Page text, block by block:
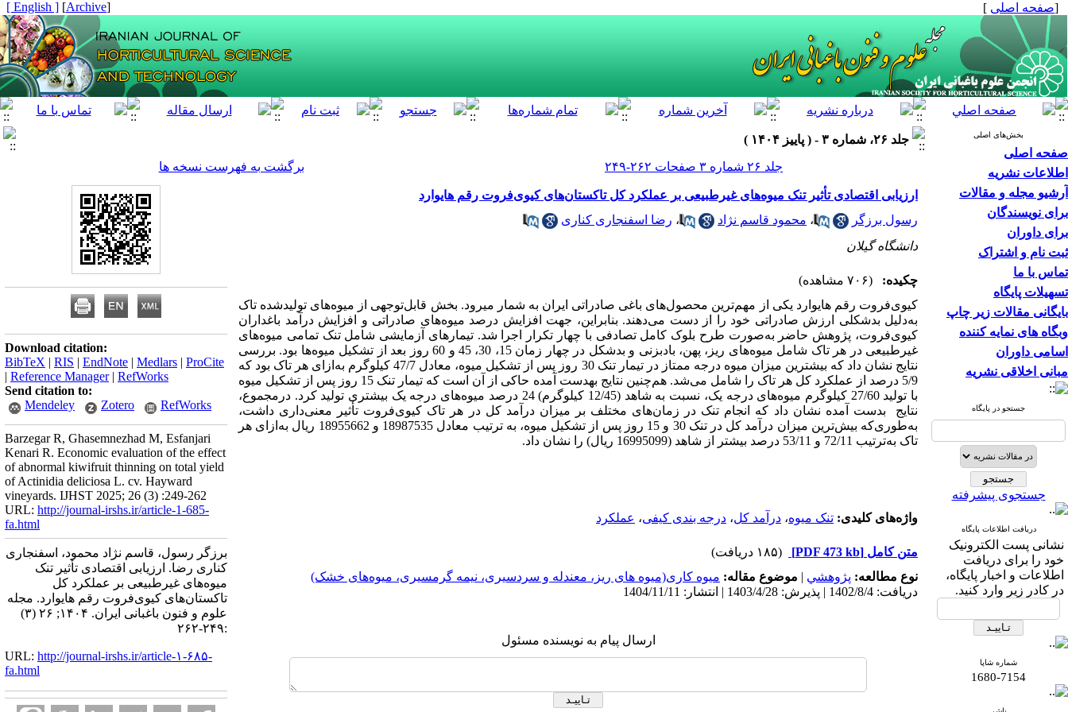
[صفحه اصلی ]
[
Archive
]
[ English ]
بخش‌های اصلی
صفحه اصلی
اطلاعات نشریه
آرشیو مجله و مقالات
برای نویسندگان
برای داوران
ثبت نام و اشتراک
تماس با ما
تسهیلات پایگاه
بایگانی مقالات زیر چاپ
وبگاه های نمایه کننده
اسامی داوران
مبانی اخلاقی نشریه
جستجو در پایگاه
جستجوی پیشرفته
دریافت اطلاعات پایگاه
نشانی پست الکترونیک
خود را برای دریافت
اطلاعات و اخبار پایگاه،
در کادر زیر وارد کنید.
شماره شاپا
1680-7154
جلد ۲۶، شماره ۳ - ( پاییز ۱۴۰۴ )
جلد ۲۶ شماره ۳ صفحات ۲۶۲-۲۴۹
برگشت به فهرست نسخه ها
ارزیابی اقتصادی تأثیر تنک میوه‌های غیرطبیعی بر عملکرد کل تاکستان‌های کیوی‌فروت‌‌ رقم هایوارد
رسول برزگر
، محمود قاسم نژاد ، رضا اسفنجاری کناری
دانشگاه گیلان
چکیده:
(۷۰۶ مشاهده)
کیوی‌فروت رقم هایوارد یکی از مهم‌ترین محصول‌های باغی صادراتی ایران به شمار می­رود. بخش قابل‌توجهی از میوه‌‌‌های تولیدشده تاک
به‌دلیل بدشکلی ارزش صادراتی خود را از دست می‌‌دهند. بنابراین، جهت افزایش درصد میوه‌‌های صادراتی و افزایش درآمد باغداران
کیوی‌فروت، پژوهش حاضر به‌صورت طرح بلوک کامل تصادفی با چهار تکرار اجرا شد. تیمارهای آزمایشی شامل تنک تمامی میوه‌‌های
غیرطبیعی در هر تاک شامل میوه‌‌های ریز، پهن، بادبزنی و بدشکل در چهار زمان 15، 30، 45 و 60 روز بعد از تشکیل میوه‌‌ها بود. بررسی
نتایج نشان داد که بیشترین میزان میوه درجه ممتاز در تیمار تنک 30 روز پس از تشکیل میوه، معادل 47/7 کیلوگرم به‌ازای هر تاک بود که
5/9 درصد از عملکرد کل هر تاک را شامل می‌‌شد. هم‌چنین نتایج به­دست آمده حاکی از آن است که تیمار تنک 15 روز پس از تشکیل میوه
با تولید 27/60 کیلوگرم میوه‌‌های درجه یک، نسبت به شاهد (12/45 کیلوگرم) 24 درصد میوه‌های درجه یک بیشتری تولید کرد. درمجموع،
نتایج بدست آمده نشان داد که انجام تنک در زمان‌های مختلف بر میزان درآمد کل در هر تاک کیوی‌فروت تأثیر معنی‌‌داری داشت،
بهطوری
که بیش‌‌ترین میزان درآمد کل در تنک 30 و 15 روز پس از تشکیل میوه، به ترتیب معادل 18987535 و 18955662 ریال به‌ازای هر
تاک بهترتیب 72/11 و 53/11 درصد بیشتر از شاهد (16995099 ریال) را نشان داد.
واژه‌های کلیدی: تنک میوه، درآمد کل، درجه بندی کیفی، عملکرد
متن کامل [PDF 473 kb]
(۱۸۵ دریافت)
نوع مطالعه: پژوهشي | موضوع مقاله: میوه کاری(میوه های ریز، معندله و سردسیری، نیمه گرمسیری، میوه‌های خشک)
دریافت: 1402/8/4 | پذیرش: 1403/4/28 | انتشار: 1404/11/11
ارسال پیام به نویسنده مسئول
Download citation:
BibTeX | RIS | EndNote | Medlars | ProCite
| Reference Manager| RefWorks
Send citation to:
Mendeley
Zotero RefWorks
Barzegar R, Ghasemnezhad M, Esfanjari
Kenari R. Economic evaluation of the effect
of abnormal kiwifruit thinning on total yield
of Actinidia deliciosa L. cv. Hayward
vineyards. IJHST 2025; 26 (3) :249-262
URL: http://journal-irshs.ir/article-1-685-
fa.html
برزگر رسول، قاسم نژاد محمود، اسفنجاری
کناری رضا. ارزیابی اقتصادی تأثیر تنک
میوه‌های غیرطبیعی بر عملکرد کل
تاکستان‌های کیوی‌فروت‌‌ رقم هایوارد. مجله
علوم و فنون باغبانی ایران. ۱۴۰۴; ۲۶ (۳)
:۲۴۹-۲۶۲
URL: http://journal-irshs.ir/article-۱-۶۸۵-
fa.html